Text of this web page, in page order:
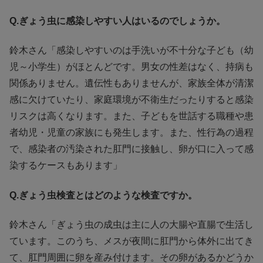
Q.ぎょう虫に感染しやすい人はいるのでしょうか。
鈴木さん「感染しやすいのは手洗いが不十分な子ども（幼
児～小学生）がほとんどです。男女の性差はなく、持病も
関係ありません。遺伝性もありませんが、家族全体が清潔
感に欠けていたり、家庭環境が不衛生だったりすると感染
リスクは高くなります。また、子どもを世話する職種や患
者幼児・児童の家族にも発生します。また、性行為の過程
で、感染者の汚染された肛門に接触し、卵が口に入って感
染するケースもあります」
Q.ぎょう虫検査とはどのような検査ですか。
鈴木さん「ぎょう虫の成虫は主に人の大腸や直腸で生活し
ています。このうち、メスが夜間に肛門から体外に出てき
て、肛門周囲に卵を産み付けます。その卵があるかどうか